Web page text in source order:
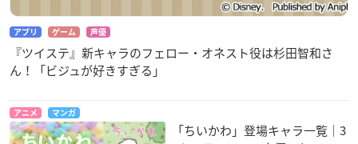
アプリ ゲーム 声優
『ツイステ』新キャラのフェロー・オネスト役は杉田智和さ
ん！「ビジュが好きすぎる」
アニメ マンガ
「ちいかわ」登場キャラ一覧｜3